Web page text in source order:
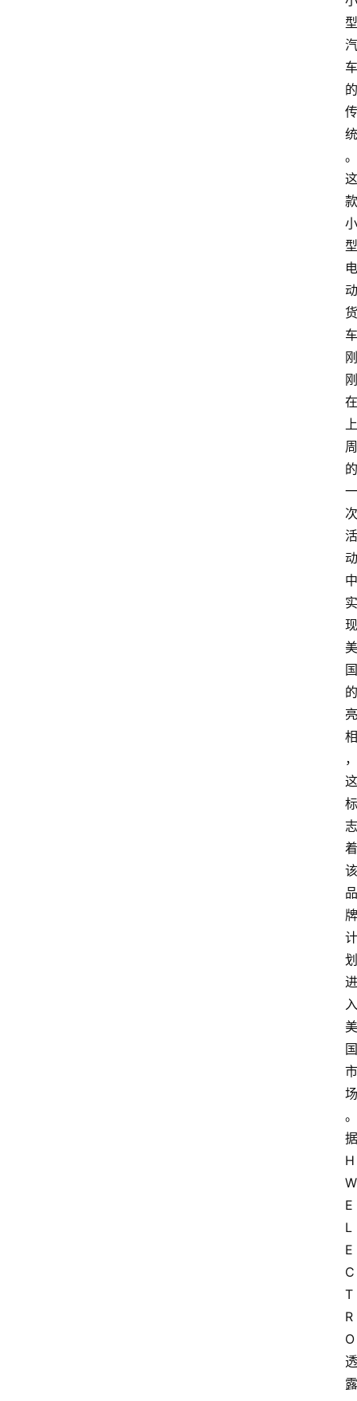
型
汽
车
的
传
统
。
这
款
小
型
电
动
货
车
刚
刚
在
上
周
的
一
次
活
动
中
实
现
美
国
的
亮
相
，
这
标
志
着
该
品
牌
计
划
进
入
美
国
市
场
。
据
H
W
E
L
E
C
T
R
O
透
露